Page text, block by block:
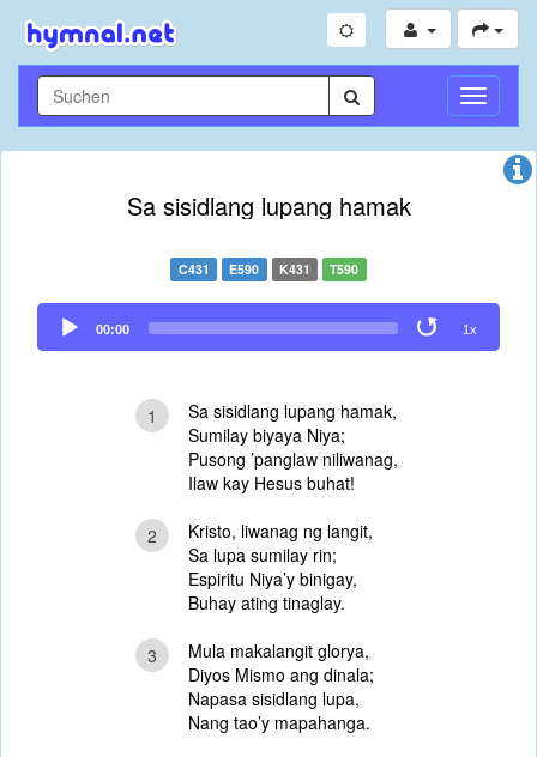
Sa sisidlang lupang hamak
C431 E590 K431 T590
Audio
Player
00:00 1x
1
Sa sisidlang lupang hamak,
Sumilay biyaya Niya;
Pusong ’panglaw niliwanag,
Ilaw kay Hesus buhat!
2
Kristo, liwanag ng langit,
Sa lupa sumilay rin;
Espiritu Niya’y binigay,
Buhay ating tinaglay.
3
Mula makalangit glorya,
Diyos Mismo ang dinala;
Napasa sisidlang lupa,
Nang tao’y mapahanga.